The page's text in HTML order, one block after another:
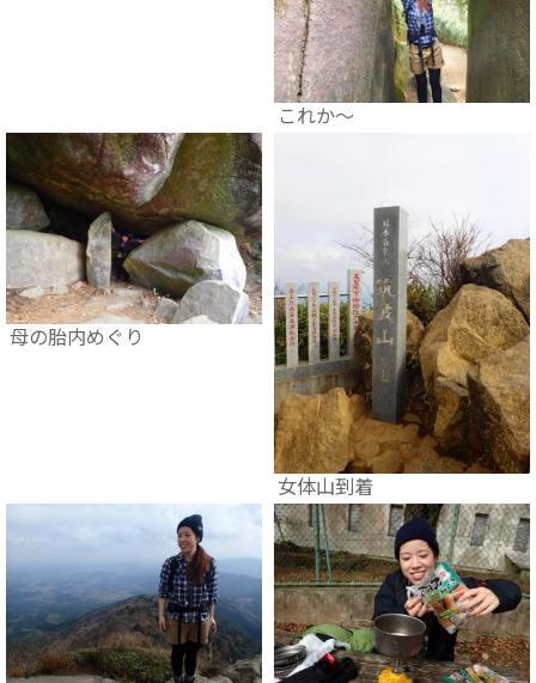
これか～
母の胎内めぐり
女体山到着